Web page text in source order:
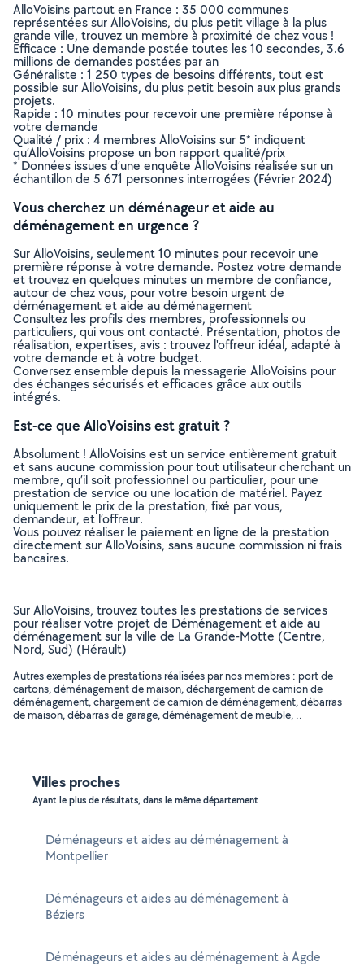
AlloVoisins partout en France : 35 000 communes
représentées sur AlloVoisins, du plus petit village à la plus
grande ville, trouvez un membre à proximité de chez vous !
Efficace : Une demande postée toutes les 10 secondes, 3.6
millions de demandes postées par an
Généraliste : 1 250 types de besoins différents, tout est
possible sur AlloVoisins, du plus petit besoin aux plus grands
projets.
Rapide : 10 minutes pour recevoir une première réponse à
votre demande
Qualité / prix : 4 membres AlloVoisins sur 5* indiquent
qu’AlloVoisins propose un bon rapport qualité/prix
* Données issues d’une enquête AlloVoisins réalisée sur un
échantillon de 5 671 personnes interrogées (Février 2024)
Vous cherchez un déménageur et aide au
déménagement en urgence ?
Sur AlloVoisins, seulement 10 minutes pour recevoir une
première réponse à votre demande. Postez votre demande
et trouvez en quelques minutes un membre de confiance,
autour de chez vous, pour votre besoin urgent de
déménagement et aide au déménagement
Consultez les profils des membres, professionnels ou
particuliers, qui vous ont contacté. Présentation, photos de
réalisation, expertises, avis : trouvez l'offreur idéal, adapté à
votre demande et à votre budget.
Conversez ensemble depuis la messagerie AlloVoisins pour
des échanges sécurisés et efficaces grâce aux outils
intégrés.
Est-ce que AlloVoisins est gratuit ?
Absolument ! AlloVoisins est un service entièrement gratuit
et sans aucune commission pour tout utilisateur cherchant un
membre, qu’il soit professionnel ou particulier, pour une
prestation de service ou une location de matériel. Payez
uniquement le prix de la prestation, fixé par vous,
demandeur, et l’offreur.
Vous pouvez réaliser le paiement en ligne de la prestation
directement sur AlloVoisins, sans aucune commission ni frais
bancaires.
Sur AlloVoisins, trouvez toutes les prestations de services
pour réaliser votre projet de Déménagement et aide au
déménagement sur la ville de La Grande-Motte (Centre,
Nord, Sud) (Hérault)
Autres exemples de prestations réalisées par nos membres : port de
cartons, déménagement de maison, déchargement de camion de
déménagement, chargement de camion de déménagement, débarras
de maison, débarras de garage, déménagement de meuble, ..
Villes proches
Ayant le plus de résultats, dans le même département
Déménageurs et aides au déménagement à
Montpellier
Déménageurs et aides au déménagement à
Béziers
Déménageurs et aides au déménagement à Agde